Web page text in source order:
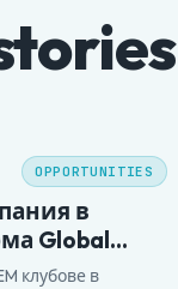
OPPORTUNITIES
в
Global
клубове в